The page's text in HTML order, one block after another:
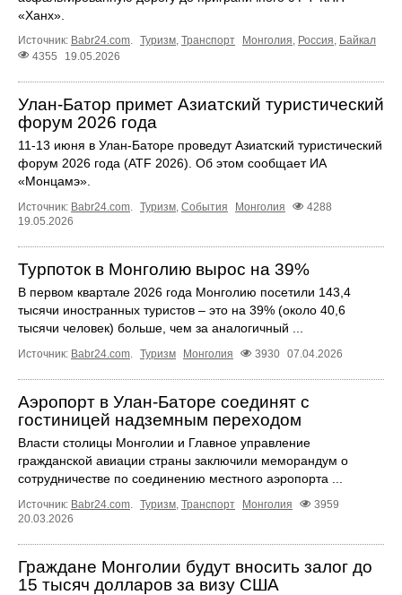
«Ханх».
Источник: Babr24.com. Туризм, Транспорт Монголия, Россия, Байкал
4355
19.05.2026
Улан-Батор примет Азиатский туристический
форум 2026 года
11-13 июня в Улан-Баторе проведут Азиатский туристический
форум 2026 года (ATF 2026). Об этом сообщает ИА
«Монцамэ».
Источник: Babr24.com Туризм События Монголия
4288
19.05.2026
Турпоток в Монголию вырос на 39%
В первом квартале 2026 года Монголию посетили 143,4
тысячи иностранных туристов – это на 39% (около 40,6
тысячи человек) больше, чем за аналогичный ...
Источник: Babr24.com Туризм Монголия 3930 07.04.2026
Аэропорт в Улан-Баторе соединят с
гостиницей надземным переходом
Власти столицы Монголии и Главное управление
гражданской авиации страны заключили меморандум о
сотрудничестве по соединению местного аэропорта ...
Источник: Babr24.com. Туризм, Транспорт Монголия
3959
20.03.2026
Граждане Монголии будут вносить залог до
15 тысяч долларов за визу США